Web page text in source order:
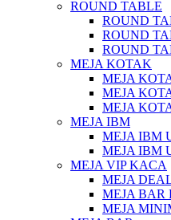
ROUND TABLE
ROUND
ROUND
ROUND
MEJA KOTAK
MEJA
MEJA
MEJA
MEJA IBM
MEJA IBM
MEJA IBM
MEJA VIP KACA
MEJA
MEJA BAR
MEJA